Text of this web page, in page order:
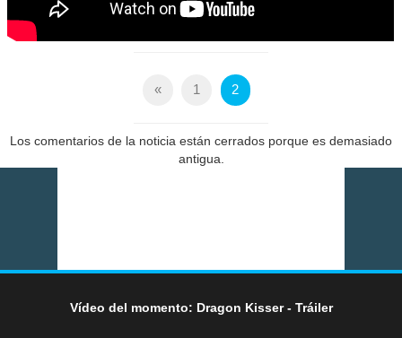
« 1 2
Los comentarios de la noticia están cerrados porque es demasiado
antigua.
Vídeo del momento: Dragon Kisser - Tráiler